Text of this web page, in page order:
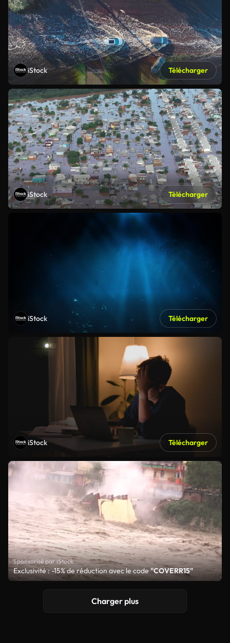
iStock Télécharger
iStock Télécharger
iStock Télécharger
iStock Télécharger
Sponsorisé par iStock
Exclusivité : -15% de réduction avec le code"COVERR15"
Charger plus